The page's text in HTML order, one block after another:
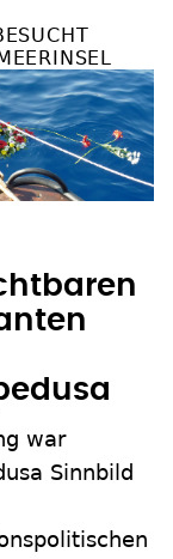
war
Sinnbild